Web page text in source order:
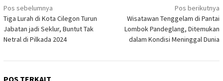
Navigasi
pos
Pos sebelumnya
Tiga Lurah di Kota Cilegon Turun
Jabatan jadi Seklur, Buntut Tak
Netral di Pilkada 2024
Pos berikutnya
Wisatawan Tenggelam di Pantai
Lombok Pandeglang, Ditemukan
dalam Kondisi Meninggal Dunia
POS TERKAIT